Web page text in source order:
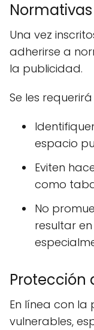
Una vez
adherirse a
la publicidad.
Se les
espacio
Eviten
como
No
resultar
Protección
En línea con
vulnerables,